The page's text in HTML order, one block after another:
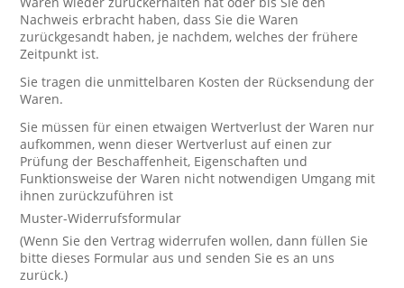
Nachweis erbracht haben, dass Sie die Waren
zurückgesandt haben, je nachdem, welches der frühere
Zeitpunkt ist.
Sie tragen die unmittelbaren Kosten der Rücksendung der
Waren.
Sie müssen für einen etwaigen Wertverlust der Waren nur
aufkommen, wenn dieser Wertverlust auf einen zur
Prüfung der Beschaffenheit, Eigenschaften und
Funktionsweise der Waren nicht notwendigen Umgang mit
ihnen zurückzuführen ist
Muster-Widerrufsformular
(Wenn Sie den Vertrag widerrufen wollen, dann füllen Sie
bitte dieses Formular aus und senden Sie es an uns
zurück.)